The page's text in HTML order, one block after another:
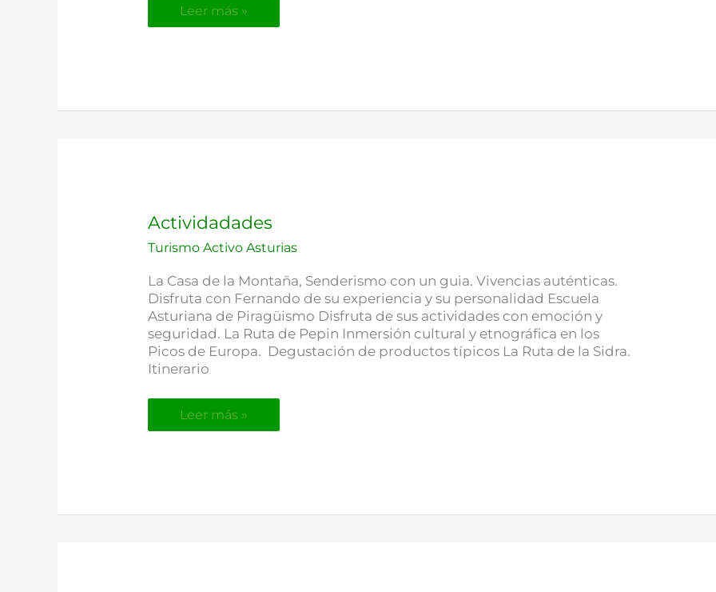
Leer más »
Actividadades
Turismo Activo Asturias
La Casa de la Montaña, Senderismo con un guia. Vivencias auténticas.
Disfruta con Fernando de su experiencia y su personalidad Escuela
Asturiana de Piragüismo Disfruta de sus actividades con emoción y
seguridad. La Ruta de Pepin Inmersión cultural y etnográfica en los
Picos de Europa. Degustación de productos típicos La Ruta de la Sidra.
Itinerario
Actividadades
Leer más »